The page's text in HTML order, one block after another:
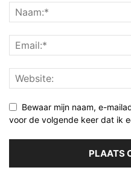
Bewaar mijn naam, e-
voor de volgende keer dat ik